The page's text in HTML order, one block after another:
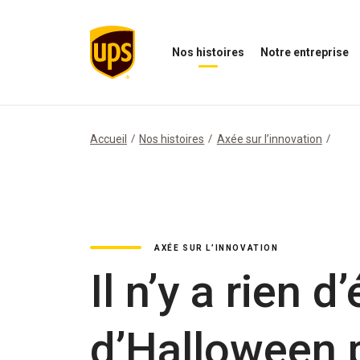
Nos histoires
histoires
Notre entreprise
notre
entreprise
Accueil Nos histoires Axée sur l’innovation
AXÉE SUR L’INNOVATION
Il n’y a rien